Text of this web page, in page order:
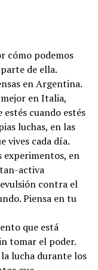
cómo podemos
de ella.
en Argentina.
en Italia,
estés cuando estés
luchas, en las
vives cada día.
experimentos, en
activa
contra el
Piensa en tu
que está
tomar el poder.
lucha durante los